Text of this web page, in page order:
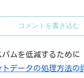
コメントを書き込む
パムを低減するため
トデータの処理方法の